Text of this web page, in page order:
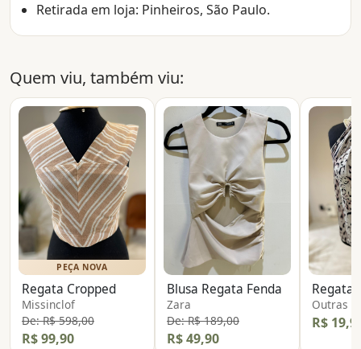
Retirada em loja: Pinheiros, São Paulo.
Quem viu, também viu:
PEÇA NOVA
Regata Cropped
Missinclof
De: R$ 598,00
R$ 99,90
Blusa Regata Fenda
Zara
De: R$ 189,00
R$ 49,90
Outras
R$